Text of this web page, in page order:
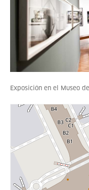
Exposición en el Museo